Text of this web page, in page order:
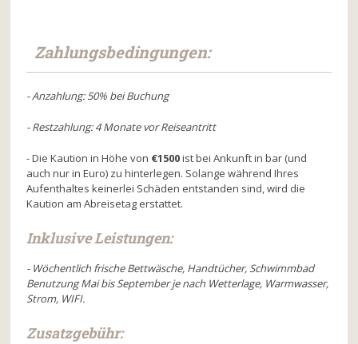
Zahlungsbedingungen:
- Anzahlung: 50% bei Buchung
- Restzahlung: 4 Monate vor Reiseantritt
- Die Kaution in Höhe von €1500ist bei Ankunft in bar (und
auch nur in Euro) zu hinterlegen. Solange während Ihres
Aufenthaltes keinerlei Schäden entstanden sind, wird die
Kaution am Abreisetag erstattet.
Inklusive Leistungen:
- Wöchentlich frische Bettwäsche, Handtücher, Schwimmbad
Benutzung Mai bis September je nach Wetterlage, Warmwasser,
Strom, WIFI.
Zusatzgebühr: